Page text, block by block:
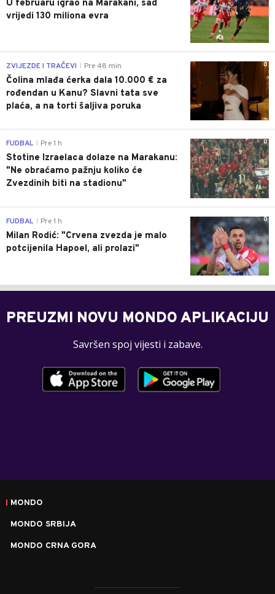
U februaru igrao na Marakani, sad
vrijedi 130 miliona evra
0
ZVIJEZDE I TRAČEVI Pre 48 min
Čolina mlađa ćerka dala 10.000 € za
rođendan u Kanu? Slavni tata sve
plaća, a na torti šaljiva poruka
0
FUDBAL Pre 1 h
Stotine Izraelaca dolaze na Marakanu:
"Ne obraćamo pažnju koliko će
Zvezdinih biti na stadionu"
0
FUDBAL Pre 1 h
Milan Rodić: "Crvena zvezda je malo
potcijenila Hapoel, ali prolazi"
PREUZMI NOVU MONDO APLIKACIJU
Savršen spoj vijesti i zabave.
MONDO
MONDO SRBIJA
MONDO CRNA GORA